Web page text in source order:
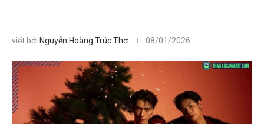
viết bởi Nguyễn Hoàng Trúc Thơ 08/01/2026